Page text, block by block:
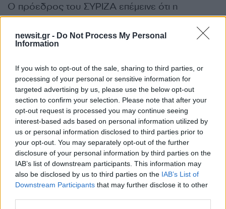
newsit.gr - Do Not Process My Personal
Information
If you wish to opt-out of the sale, sharing to third parties, or
processing of your personal or sensitive information for
targeted advertising by us, please use the below opt-out
section to confirm your selection. Please note that after your
opt-out request is processed you may continue seeing
interest-based ads based on personal information utilized by
us or personal information disclosed to third parties prior to
your opt-out. You may separately opt-out of the further
disclosure of your personal information by third parties on the
IAB’s list of downstream participants. This information may
also be disclosed by us to third parties on the IAB’s List of
Downstream Participants that may further disclose it to other
Ο πρόεδρος του ΣΥΡΙΖΑ επέμεινε ότι η
τελευταία απόφαση της Κεντρικής Επιτροπής
μιλά για «ενότητα και ανασύνθεση του
προοδευτικού χώρου», με «καθοριστικό ρόλο»
θέλουν και όσους μπορούν».